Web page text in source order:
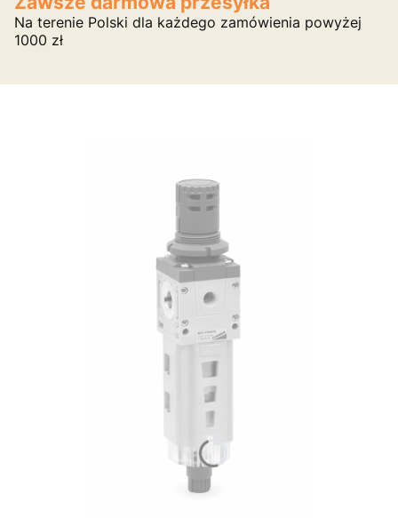
Na terenie Polski dla każdego zamówienia powyżej
1000 zł